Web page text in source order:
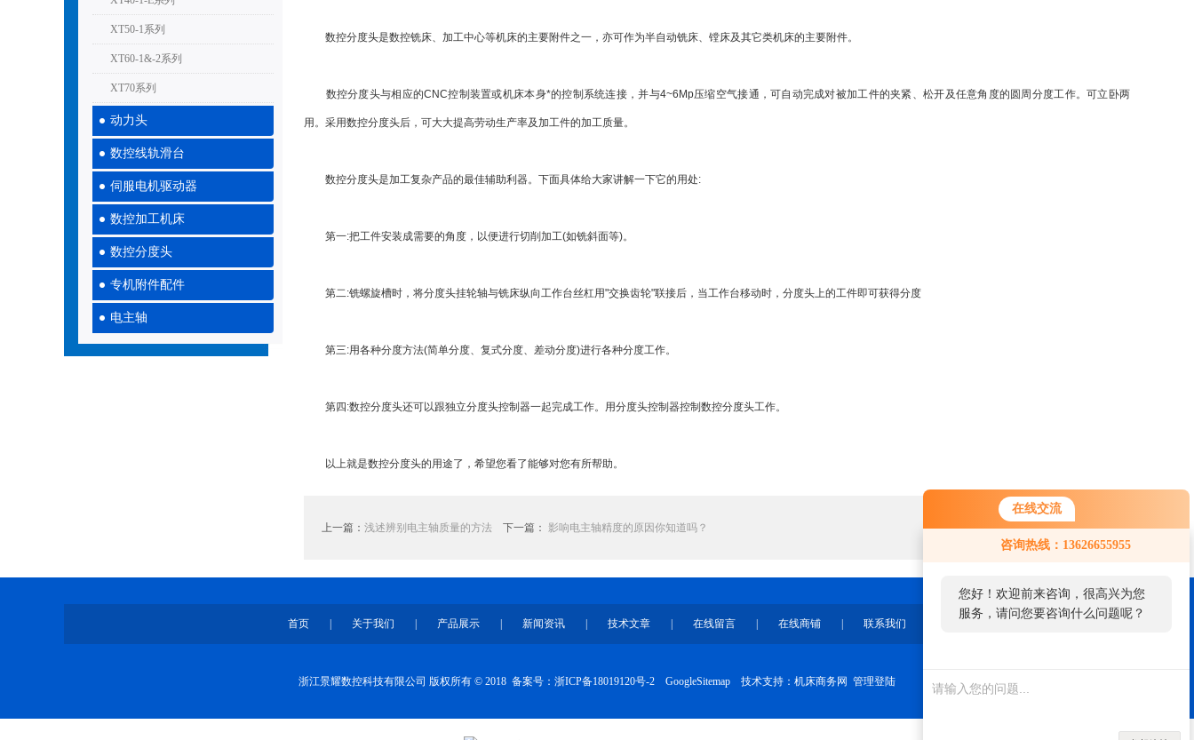
在线交流
咨询热线：13626655955
您好！欢迎前来咨询，很高兴为您
服务，请问您要咨询什么问题呢？
XT50-1系列
XT60-1&-2系列
XT70系列
动力头
数控线轨滑台
伺服电机驱动器
数控加工机床
数控分度头
专机附件配件
电主轴
数控分度头是数控铣床、加工中心等机床的主要附件之一，亦可作为半自动铣床、镗床及其它类机床的主要附件。
数控分度头与相应的CNC控制装置或机床本身*的控制系统连接，并与4~6Mp压缩空气接通，可自动完成对被加工件的夹紧、松开及任意角度的圆周分度工作。可立卧两
用。采用数控分度头后，可大大提高劳动生产率及加工件的加工质量。
数控分度头是加工复杂产品的最佳辅助利器。下面具体给大家讲解一下它的用处:
第一:把工件安装成需要的角度，以便进行切削加工(如铣斜面等)。
第二:铣螺旋槽时，将分度头挂轮轴与铣床纵向工作台丝杠用"交换齿轮"联接后，当工作台移动时，分度头上的工件即可获得分度
第三:用各种分度方法(简单分度、复式分度、差动分度)进行各种分度工作。
第四:数控分度头还可以跟独立分度头控制器一起完成工作。用分度头控制器控制数控分度头工作。
以上就是数控分度头的用途了，希望您看了能够对您有所帮助。
上一篇： 浅述辨别电主轴质量的方法 下一篇： 影响电主轴精度的原因你知道吗？
首页 关于我们 产品展示 新闻资讯 技术文章 在线留言 在线商铺 联系我们
浙江景耀数控科技有限公司 版权所有 © 2018 备案号： 浙ICP备18019120号-2 GoogleSitemap 技术支持： 机床商务网 管理登陆